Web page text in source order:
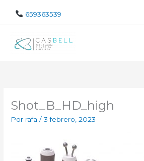
contenido
659363539
Shot_B_HD_high
Por rafa/3 febrero, 2023